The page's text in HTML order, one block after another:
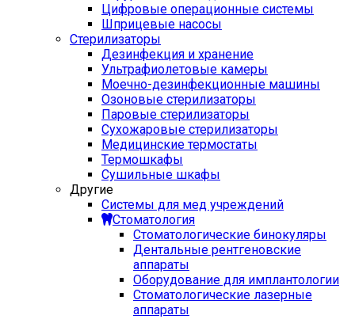
Цифровые операционные системы
Шприцевые насосы
Стерилизаторы
Дезинфекция и хранение
Ультрафиолетовые камеры
Моечно-дезинфекционные машины
Озоновые стерилизаторы
Паровые стерилизаторы
Сухожаровые стерилизаторы
Медицинские термостаты
Термошкафы
Сушильные шкафы
Другие
Системы для мед учреждений
Стоматология
Стоматологические бинокуляры
Дентальные рентгеновские
аппараты
Оборудование для имплантологии
Стоматологические лазерные
аппараты